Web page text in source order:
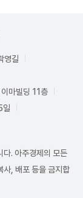
영길
마빌딩 11층
일
다. 아주경제의 모든
사, 배포 등을 금지합